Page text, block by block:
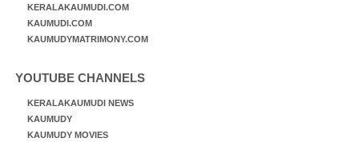
KERALAKAUMUDI.COM
KAUMUDI.COM
KAUMUDYMATRIMONY.COM
YOUTUBE CHANNELS
KERALAKAUMUDI NEWS
KAUMUDY
KAUMUDY MOVIES